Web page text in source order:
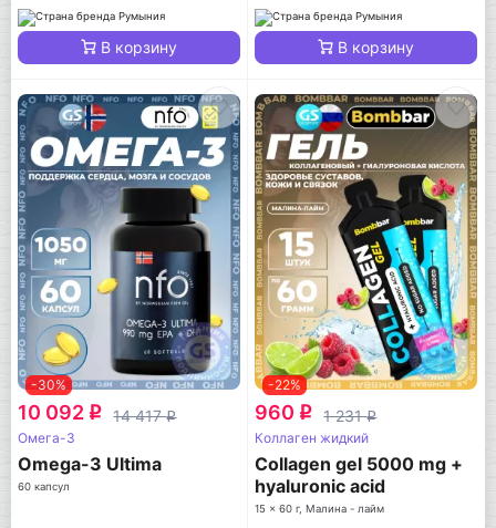
В корзину В корзину
-30%
10 092 q 14 417q
Омега-3
Omega-3 Ultima
60 капсул
-22%
960 q 1 231q
Коллаген жидкий
Collagen gel 5000 mg +
hyaluronic acid
15 x 60 г, Малина - лайм